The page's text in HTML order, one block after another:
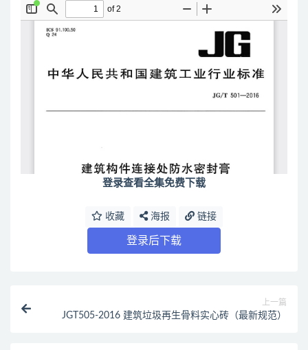
登录查看全集免费下载
收藏 海报 链接
登录后下载
上一篇
JGT505-2016 建筑垃圾再生骨料实心砖（最新规范）